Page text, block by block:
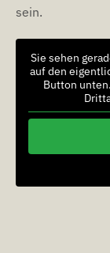
sein.
Sie sehen
auf den
Button